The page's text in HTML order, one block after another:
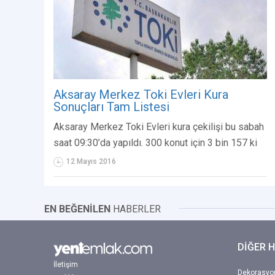
Aksaray Merkez Toki Evleri Kura
Sonuçları Tam Listesi
Aksaray Merkez Toki Evleri kura çekilişi bu sabah
saat 09:30’da yapıldı. 300 konut için 3 bin 157 ki
12 Mayıs 2016
EN BEĞENİLEN HABERLER
İletişim
DİĞER